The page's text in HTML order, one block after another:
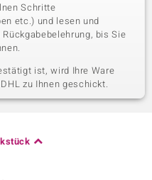
Schritte
etc.) und lesen und
bis Sie
ist, wird Ihre Ware
zu Ihnen geschickt.